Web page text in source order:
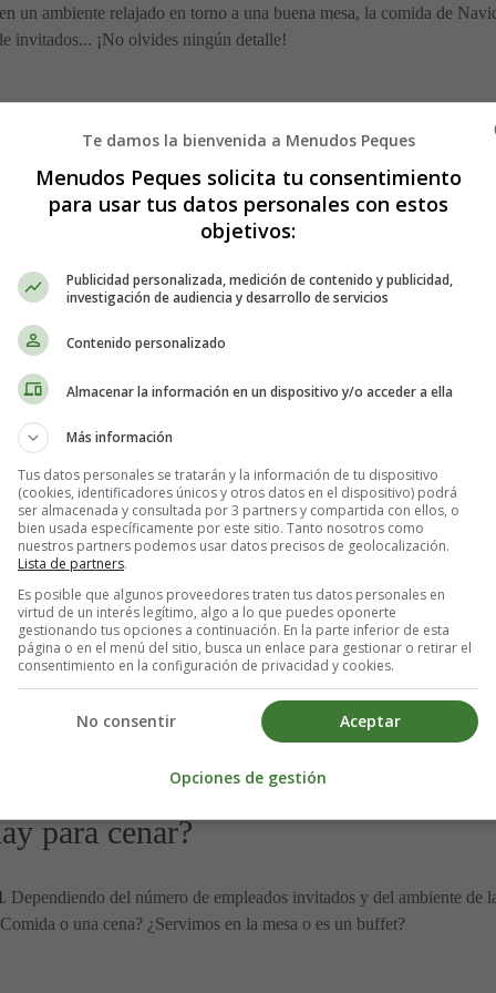
un ambiente relajado en torno a una buena mesa, la comida de
invitados... ¡No olvides ningún detalle!
empleados se hayan tomado vacaciones, a no ser que quieras
hay que elegir un día demasiado cercano al día de Navidad,
ideal sería un martes o miércoles, una semana antes de Navidad.
a una marisquería puede sentirse decepcionado cuando vea el
Para que la cena de Navidad de la empresa sea un buen
también a los propietarios de los restaurantes si ofrecen
culinarias
al pavo asado o al salmón en el menú. Para no crear
bien, sin sentirse excluidos ni tener que vaciar la cesta del pan para
mejor definir de antemano las condiciones de la comida de
que cada uno pague su parte, por ejemplo, pagando sólo el vino,
permitirse una velada en un prestigioso restaurante de tres
para evitar que el número de invitados varíe de uno a dos
para que pueda organizarse en consecuencia.
para cenar?
. Dependiendo del número de empleados invitados y del ambiente de
o una cena? ¿Servimos en la mesa o es un buffet?
Te damos la bienvenida a Menudos Peques
Menudos Peques solicita tu consentimiento
para usar tus datos personales con estos
objetivos:
Publicidad personalizada, medición de contenido y publicidad,
investigación de audiencia y desarrollo de servicios
Contenido personalizado
Almacenar la información en un dispositivo y/o acceder a ella
Más información
Tus datos personales se tratarán y la información de tu dispositivo
(cookies, identificadores únicos y otros datos en el dispositivo) podrá
ser almacenada y consultada por 3 partners y compartida con ellos, o
bien usada específicamente por este sitio. Tanto nosotros como
nuestros partners podemos usar datos precisos de geolocalización.
Lista de partners.
Es posible que algunos proveedores traten tus datos personales en
virtud de un interés legítimo, algo a lo que puedes oponerte
gestionando tus opciones a continuación. En la parte inferior de esta
página o en el menú del sitio, busca un enlace para gestionar o retirar el
consentimiento en la configuración de privacidad y cookies.
Aceptar
No consentir
Opciones de gestión